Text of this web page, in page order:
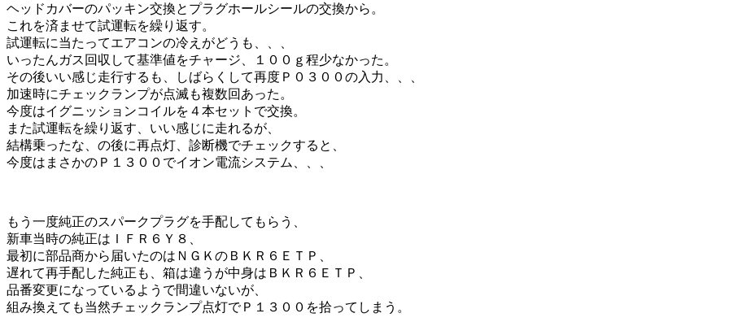
ヘッドカバーのパッキン交換とプラグホールシールの交換から。
これを済ませて試運転を繰り返す。
試運転に当たってエアコンの冷えがどうも、、、
いったんガス回収して基準値をチャージ、１００ｇ程少なかった。
その後いい感じ走行するも、しばらくして再度Ｐ０３００の入力、、、
加速時にチェックランプが点滅も複数回あった。
今度はイグニッションコイルを４本セットで交換。
また試運転を繰り返す、いい感じに走れるが、
結構乗ったな、の後に再点灯、診断機でチェックすると、
今度はまさかのＰ１３００でイオン電流システム、、、
もう一度純正のスパークプラグを手配してもらう、
新車当時の純正はＩＦＲ６Ｙ８、
最初に部品商から届いたのはＮＧＫのＢＫＲ６ＥＴＰ、
遅れて再手配した純正も、箱は違うが中身はＢＫＲ６ＥＴＰ、
品番変更になっているようで間違いないが、
組み換えても当然チェックランプ点灯でＰ１３００を拾ってしまう。